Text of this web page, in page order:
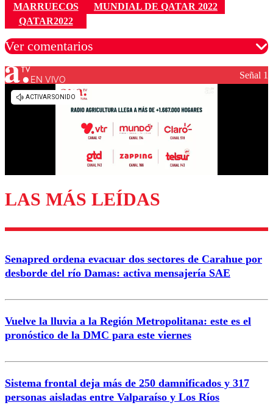
MARRUECOS
MUNDIAL DE QATAR 2022
QATAR2022
Ver comentarios
Los comentarios son moderados para garantizar un
Enviar comentario
EN VIVO Señal 1
LAS MÁS LEÍDAS
Senapred ordena evacuar dos sectores de Carahue por
desborde del río Damas: activa mensajería SAE
Vuelve la lluvia a la Región Metropolitana: este es el
pronóstico de la DMC para este viernes
Sistema frontal deja más de 250 damnificados y 317
personas aisladas entre Valparaíso y Los Ríos